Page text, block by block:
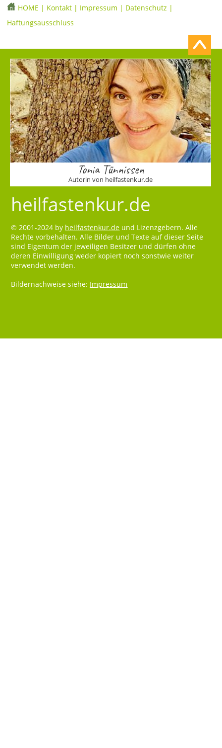
HOME | Kontakt | Impressum | Datenschutz |
Haftungsausschluss
Tonia Tünnissen
Autorin von heilfastenkur.de
heilfastenkur.de
© 2001-2024 by heilfastenkur.de und Lizenzgebern. Alle
Rechte vorbehalten. Alle Bilder und Texte auf dieser Seite
sind Eigentum der jeweiligen Besitzer und dürfen ohne
deren Einwilligung weder kopiert noch sonstwie weiter
verwendet werden.
Bildernachweise siehe: Impressum